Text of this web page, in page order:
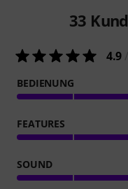
33
4.9
BEDIENUNG
FEATURES
SOUND